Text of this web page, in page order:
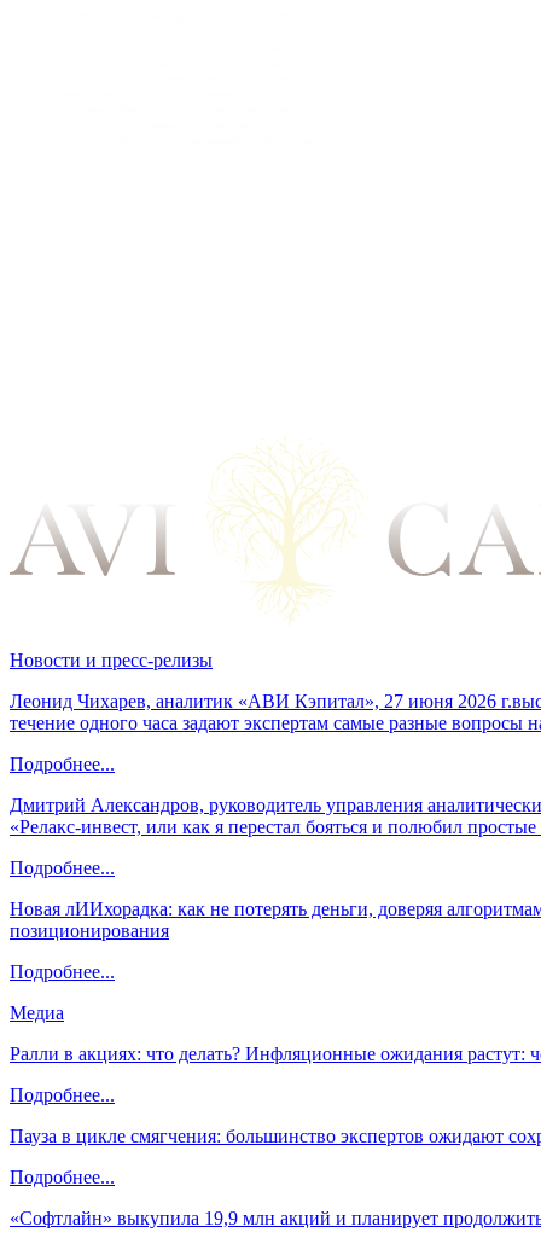
Новости и пресс-релизы
Леонид Чихарев, аналитик «АВИ Кэпитал», 27 июня 2026
течение одного часа задают экспертам самые разные вопросы
Подробнее...
Дмитрий Александров, руководитель управления
«Релакс-инвест, или как я перестал бояться и полюбил
Подробнее...
Новая лИИхорадка: как не потерять деньги, доверяя
позиционирования
Подробнее...
Медиа
Ралли в акциях: что делать? Инфляционные ожидания
Подробнее...
Пауза в цикле смягчения: большинство экспертов ожидают
Подробнее...
«Софтлайн» выкупила 19,9 млн акций и планирует